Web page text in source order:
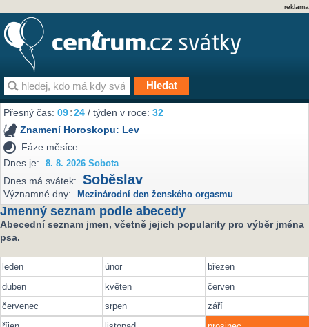
reklama
Přesný čas:09:24 / týden v roce:32
Znamení Horoskopu: Lev
Fáze měsíce:
Dnes je:
8. 8. 2026 Sobota
Dnes má svátek: Soběslav
Významné dny: Mezinárodní den ženského orgasmu
Jmenný seznam podle abecedy
Abecední seznam jmen, včetně jejich popularity pro výběr jména
psa.
leden únor
březen
duben
květen
červen
červenec
srpen
září